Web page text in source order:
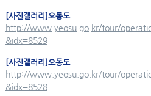
[사진갤러리]오동도
http://www.yeosu.go.kr/tour/
&idx=8529
[사진갤러리]오동도
http://www.yeosu.go.kr/tour/
&idx=8528